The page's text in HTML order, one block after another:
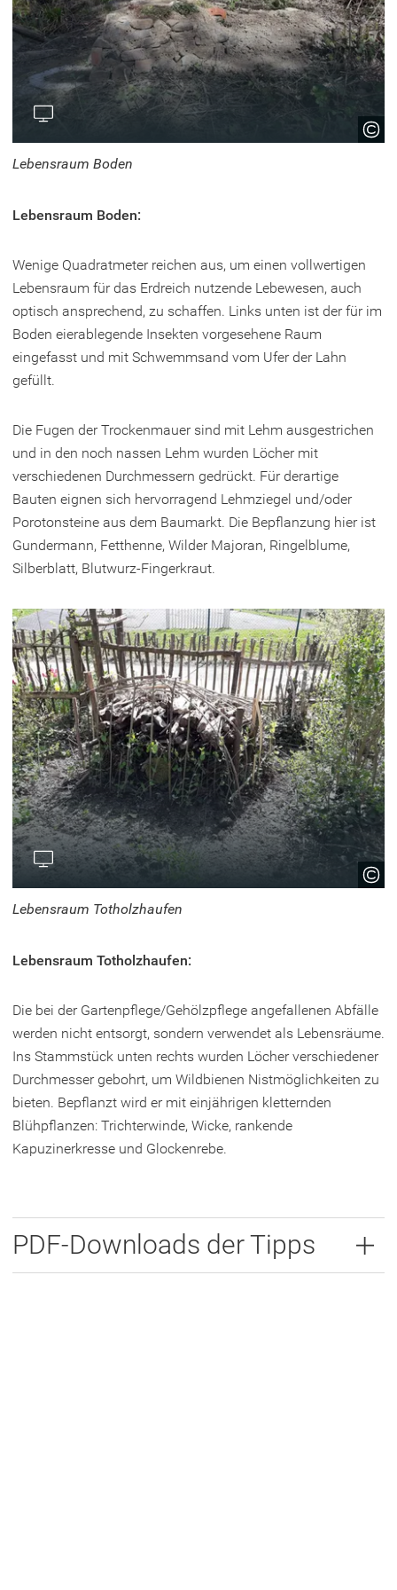
Lebensraum Boden
Lebensraum Boden:
Wenige Quadratmeter reichen aus, um einen vollwertigen
Lebensraum für das Erdreich nutzende Lebewesen, auch
optisch ansprechend, zu schaffen. Links unten ist der für im
Boden eierablegende Insekten vorgesehene Raum
eingefasst und mit Schwemmsand vom Ufer der Lahn
gefüllt.
Die Fugen der Trockenmauer sind mit Lehm ausgestrichen
und in den noch nassen Lehm wurden Löcher mit
verschiedenen Durchmessern gedrückt. Für derartige
Bauten eignen sich hervorragend Lehmziegel und/oder
Porotonsteine aus dem Baumarkt. Die Bepflanzung hier ist
Gundermann, Fetthenne, Wilder Majoran, Ringelblume,
Silberblatt, Blutwurz-Fingerkraut.
Lebensraum Totholzhaufen
Lebensraum Totholzhaufen:
Die bei der Gartenpflege/Gehölzpflege angefallenen Abfälle
werden nicht entsorgt, sondern verwendet als Lebensräume.
Ins Stammstück unten rechts wurden Löcher verschiedener
Durchmesser gebohrt, um Wildbienen Nistmöglichkeiten zu
bieten. Bepflanzt wird er mit einjährigen kletternden
Blühpflanzen: Trichterwinde, Wicke, rankende
Kapuzinerkresse und Glockenrebe.
PDF-Downloads der Tipps